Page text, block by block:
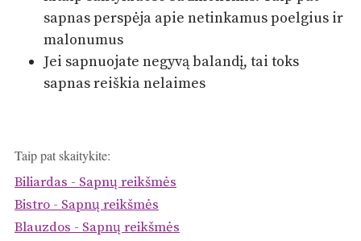
sapnas perspėja apie netinkamus poelgius ir
malonumus
Jei sapnuojate negyvą balandį, tai toks
sapnas reiškia nelaimes
Taip pat skaitykite:
Biliardas - Sapnų reikšmės
Bistro - Sapnų reikšmės
Blauzdos - Sapnų reikšmės